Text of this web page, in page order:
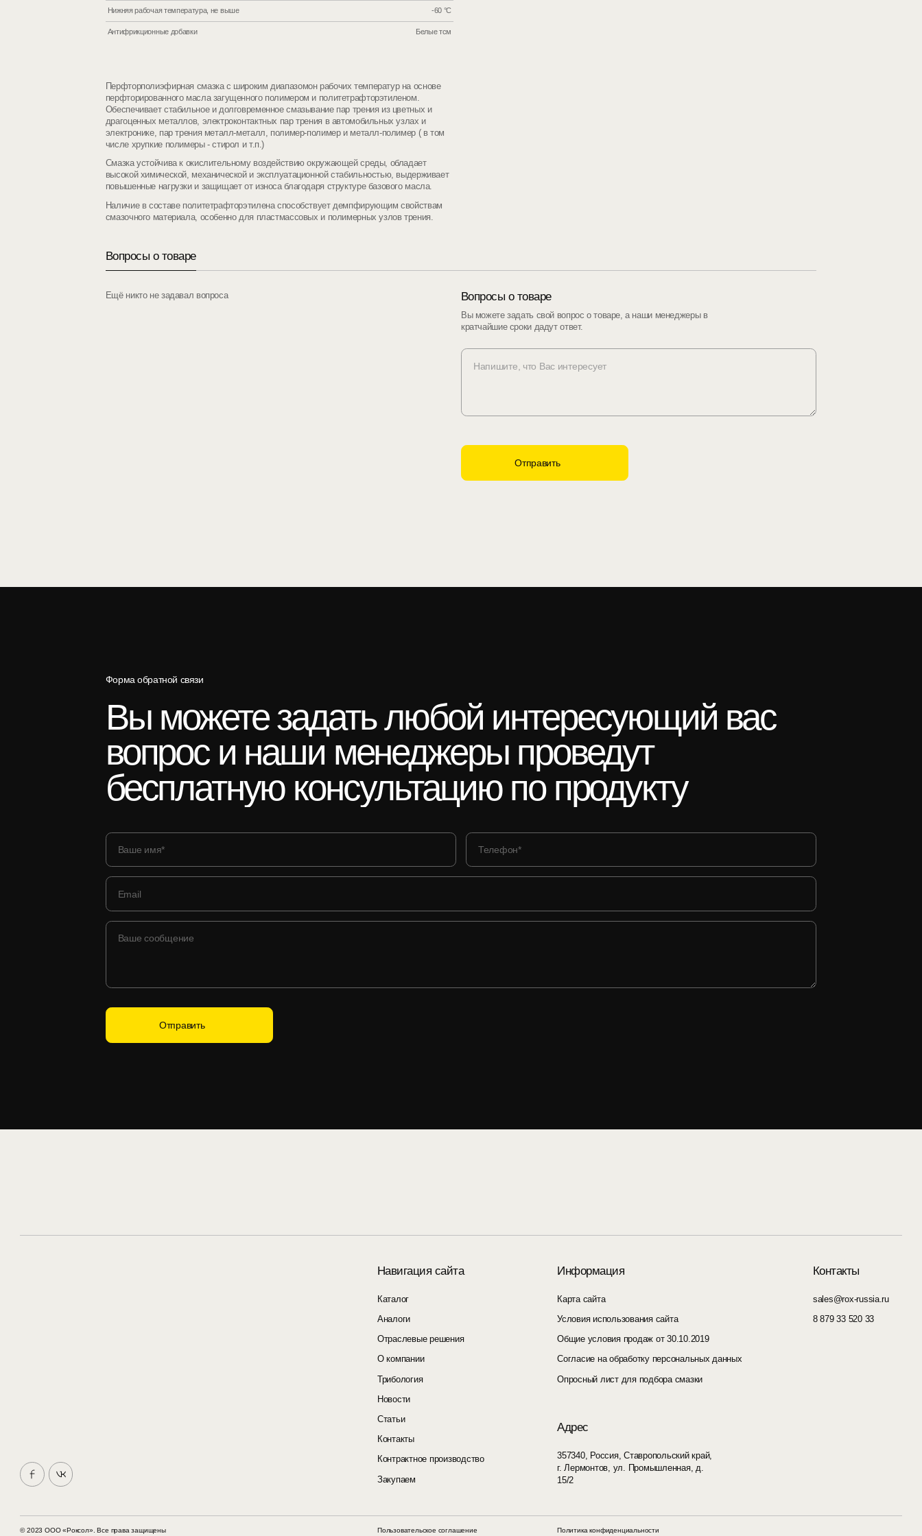
Нижняя рабочая температура, не выше -60 °С
Антифрикционные добавки Белые тсм
Перфторполиэфирная смазка с широким диапазомон рабочих температур на основе
перфторированного масла загущенного полимером и политетрафторэтиленом.
Обеспечивает стабильное и долговременное смазывание пар трения из цветных и
драгоценных металлов, электроконтактных пар трения в автомобильных узлах и
электронике, пар трения металл-металл, полимер-полимер и металл-полимер ( в том
числе хрупкие полимеры - стирол и т.п.)
Смазка устойчива к окислительному воздействию окружающей среды, обладает
высокой химической, механической и эксплуатационной стабильностью, выдерживает
повышенные нагрузки и защищает от износа благодаря структуре базового масла.
Наличие в составе политетрафторэтилена способствует демпфирующим свойствам
смазочного материала, особенно для пластмассовых и полимерных узлов трения.
Вопросы о товаре
Ещё никто не задавал вопроса Вопросы о товаре
Вы можете задать свой вопрос о товаре, а наши менеджеры в
кратчайшие сроки дадут ответ.
Отправить
Форма обратной связи
Вы можетезадатьлюбой интересующий вас
вопрос и наши менеджеры проведут
бесплатную консультацию по продукту
Отправить
Навигация сайта
Каталог
Аналоги
Отраслевые решения
О компании
Трибология
Новости
Статьи
Контакты
Контрактное производство
Закупаем
Информация
Карта сайта
Условия использования сайта
Общие условия продаж от 30.10.2019
Согласие на обработку персональных данных
Опросный лист для подбора смазки
Адрес
357340, Россия, Ставропольский край,
г. Лермонтов, ул. Промышленная, д.
15/2
Контакты
sales@rox-russia.ru
8 879 33 520 33
© 2023 ООО «Роксол». Все права защищены Пользовательское соглашение Политика конфиденциальности